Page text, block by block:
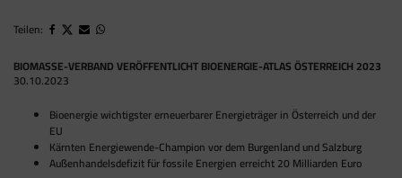
Teilen:
BIOMASSE-VERBAND VERÖFFENTLICHT BIOENERGIE-ATLAS ÖSTERREICH 2023
30.10.2023
Bioenergie wichtigster erneuerbarer Energieträger in Österreich und der
EU
Kärnten Energiewende-Champion vor dem Burgenland und Salzburg
Außenhandelsdefizit für fossile Energien erreicht 20 Milliarden Euro